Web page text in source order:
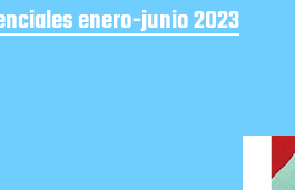
enero-junio 2023